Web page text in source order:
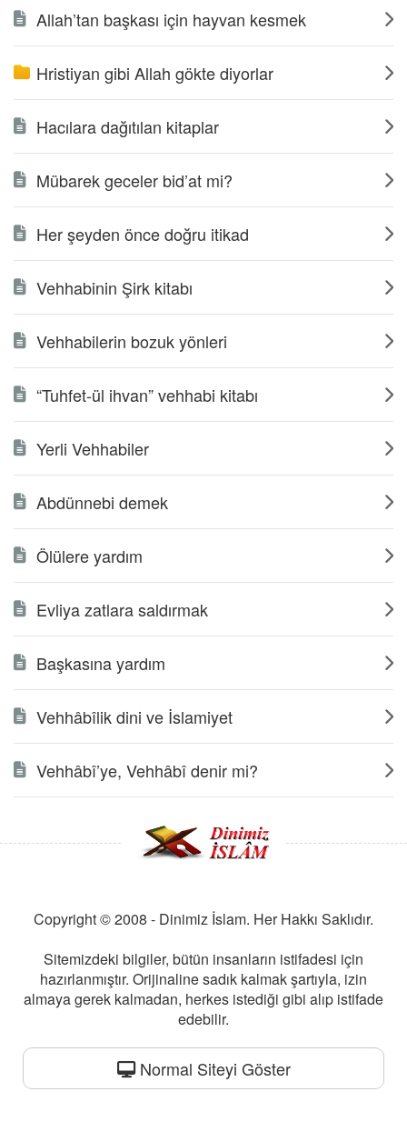
Allah’tan başkası için hayvan kesmek
Hristiyan gibi Allah gökte diyorlar
Hacılara dağıtılan kitaplar
Mübarek geceler bid’at mi?
Her şeyden önce doğru itikad
Vehhabinin Şirk kitabı
Vehhabilerin bozuk yönleri
“Tuhfet-ül ihvan” vehhabi kitabı
Yerli Vehhabiler
Abdünnebi demek
Ölülere yardım
Evliya zatlara saldırmak
Başkasına yardım
Vehhâbîlik dini ve İslamiyet
Vehhâbî’ye, Vehhâbî denir mi?
Copyright © 2008 - Dinimiz İslam. Her Hakkı Saklıdır.
Sitemizdeki bilgiler, bütün insanların istifadesi için
hazırlanmıştır. Orijinaline sadık kalmak şartıyla, izin
almaya gerek kalmadan, herkes istediği gibi alıp istifade
edebilir.
Normal Siteyi Göster